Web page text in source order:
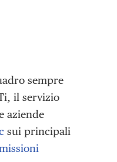
sempre
il servizio
aziende
sui principali